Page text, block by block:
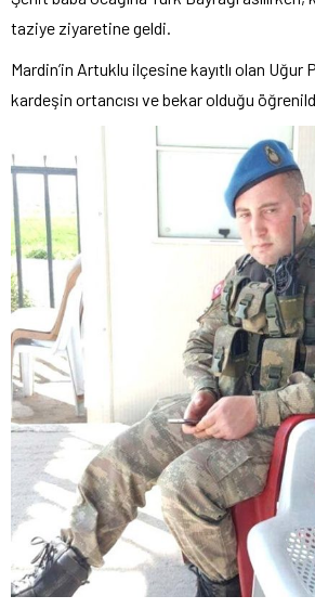
taziye ziyaretine geldi.
Mardin’in Artuklu ilçesine kayıtlı olan Uğur
kardeşin ortancısı ve bekar olduğu